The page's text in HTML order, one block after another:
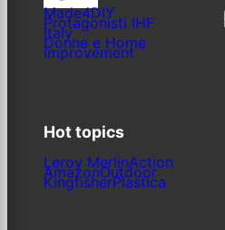
Made4DIY
Protagonisti IHF
Italy
Donne e Home
Improvement
Hot topics
Leroy MerlinAction
AmazonOutdoor
KingfisherPlastica